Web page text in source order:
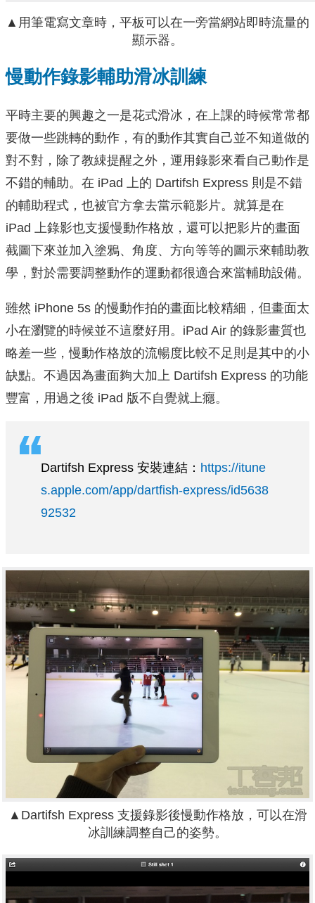
▲用筆電寫文章時，平板可以在一旁當網站即時流量的
顯示器。
慢動作錄影輔助滑冰訓練
平時主要的興趣之一是花式滑冰，在上課的時候常常都
要做一些跳轉的動作，有的動作其實自己並不知道做的
對不對，除了教綀提醒之外，運用錄影來看自己動作是
不錯的輔助。在 iPad 上的 Dartifsh Express 則是不錯
的輔助程式，也被官方拿去當示範影片。就算是在
iPad 上錄影也支援慢動作格放，還可以把影片的畫面
截圖下來並加入塗鴉、角度、方向等等的圖示來輔助教
學，對於需要調整動作的運動都很適合來當輔助設備。
雖然 iPhone 5s 的慢動作拍的畫面比較精細，但畫面太
小在瀏覽的時候並不這麼好用。iPad Air 的錄影畫質也
略差一些，慢動作格放的流暢度比較不足則是其中的小
缺點。不過因為畫面夠大加上 Dartifsh Express 的功能
豐富，用過之後 iPad 版不自覺就上癮。
Dartifsh Express 安裝連結： https://itune
s.apple.com/app/dartfish-express/id5638
92532
▲Dartifsh Express 支援錄影後慢動作格放，可以在滑
冰訓練調整自己的姿勢。